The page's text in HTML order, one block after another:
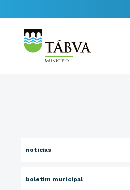
notícias
boletim municipal